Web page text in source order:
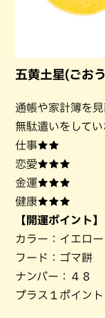
五黄土星(ごお
通帳や家計簿を見
無駄遣いをしてい
仕事★★
恋愛★★★
金運★★★
健康★★★
【開運ポイント】
カラー：イエロー
フード：ゴマ餅
ナンバー：４８
プラス１ポイン